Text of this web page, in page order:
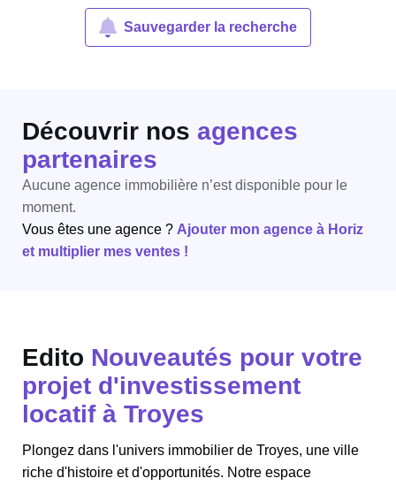
Sauvegarder la recherche
Découvrir nos agences
partenaires
Aucune agence immobilière n’est disponible pour le
moment.
Vous êtes une agence ? Ajouter mon agence à Horiz
et multiplier mes ventes !
Edito Nouveautés pour votre
projet d'investissement
locatif à Troyes
Plongez dans l'univers immobilier de Troyes, une ville
riche d'histoire et d'opportunités. Notre espace